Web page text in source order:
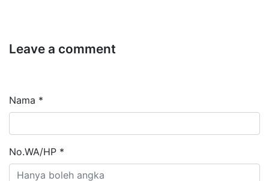
Leave a comment
Nama *
No.WA/HP *